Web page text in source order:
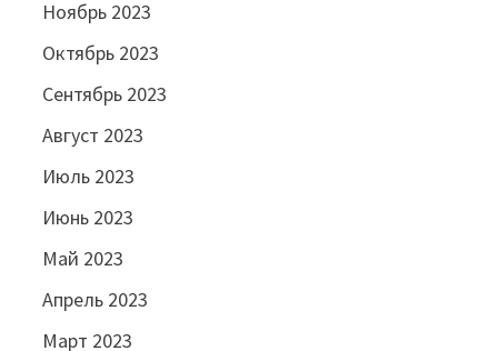
Ноябрь 2023
Октябрь 2023
Сентябрь 2023
Август 2023
Июль 2023
Июнь 2023
Май 2023
Апрель 2023
Март 2023